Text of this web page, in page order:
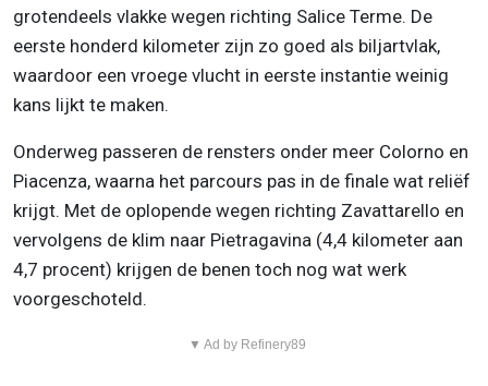
grotendeels vlakke wegen richting Salice Terme. De
eerste honderd kilometer zijn zo goed als biljartvlak,
waardoor een vroege vlucht in eerste instantie weinig
kans lijkt te maken.
Onderweg passeren de rensters onder meer Colorno en
Piacenza, waarna het parcours pas in de finale wat reliëf
krijgt. Met de oplopende wegen richting Zavattarello en
vervolgens de klim naar Pietragavina (4,4 kilometer aan
4,7 procent) krijgen de benen toch nog wat werk
voorgeschoteld.
▼ Ad by Refinery89